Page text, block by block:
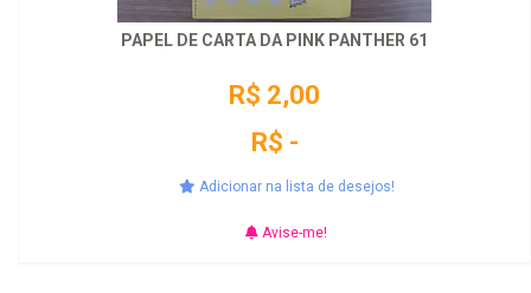
PAPEL DE CARTA DA PINK PANTHER 61
R$ 2,00
R$ -
Adicionar na lista de desejos!
Avise-me!